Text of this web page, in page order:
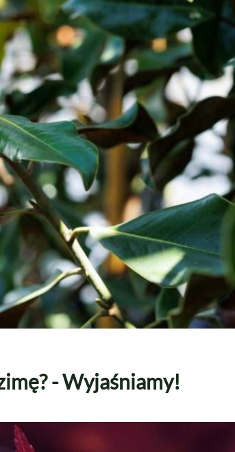
- Wyjaśniamy!